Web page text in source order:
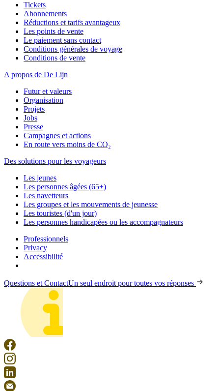
Tickets
Abonnements
Réductions et tarifs avantageux
Les points de vente
Le paiement sans contact
Conditions générales de voyage
Conditions de vente
A propos de De Lijn
Futur et valeurs
Organisation
Projets
Jobs
Presse
Campagnes et actions
En route vers moins de CO₂
Des solutions pour les voyageurs
Les jeunes
Les personnes âgées (65+)
Les navetteurs
Les groupes et les mouvements de jeunesse
Les touristes (d'un jour)
Les personnes handicapées ou les accompagnateurs
Professionnels
Privacy
Accessibilité
Questions et ContactUn seul endroit pour toutes vos réponses